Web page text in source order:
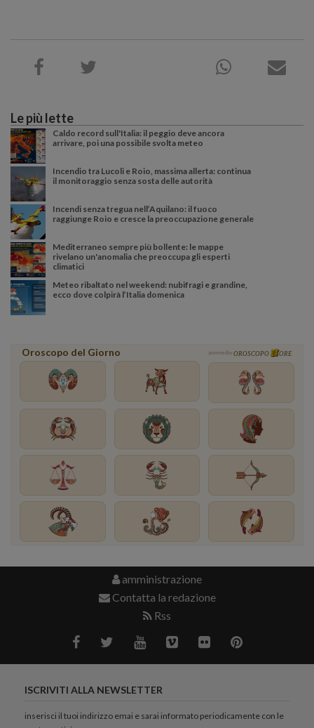
Le più lette
Caldo record sull'Italia: il peggio deve ancora
arrivare, poi una possibile svolta meteo
Incendio tra Lucoli e Roio, massima allerta: continua
il monitoraggio senza sosta delle autorità
Incendi senza tregua nell’Aquilano: il fuoco
raggiunge Roio e cresce la preoccupazione generale
Mediterraneo sempre più bollente: le mappe
rivelano un'anomalia che preoccupa gli esperti
climatici
Meteo ribaltato nel weekend: nubifragi e grandine,
ecco dove colpirà l’Italia domenica
Oroscopo del Giorno powered by OROSCOPO ORE
amministrazione
Contatta la redazione
Rss
ISCRIVITI ALLA NEWSLETTER
inserisci il tuoi indirizzo emai e sarai informato periodicamente con le